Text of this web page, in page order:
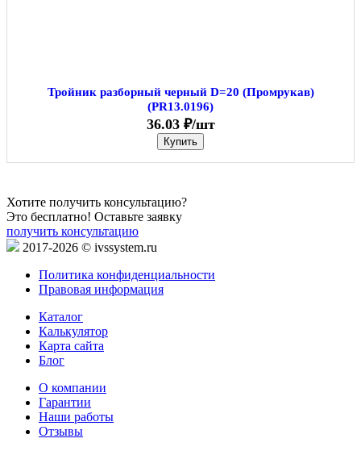
Тройник разборный черный D=20 (Промрукав)
(PR13.0196)
36.03 ₽/шт
Купить
Хотите получить консультацию?
Это бесплатно! Оставьте заявку
получить консультацию
2017-2026 © ivssystem.ru
Политика конфиденциальности
Правовая информация
Каталог
Калькулятор
Карта сайта
Блог
О компании
Гарантии
Наши работы
Отзывы